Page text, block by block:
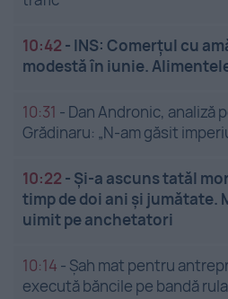
10:42 - INS: Comerțul cu
modestă în iunie.
10:31 - Dan Andronic, analiză
Grădinaru: „N-am găsit
10:22 - Și-a ascuns tatăl
timp de doi ani și jumătate.
uimit pe anchetatori
10:14 - Șah mat pentru
execută băncile pe bandă